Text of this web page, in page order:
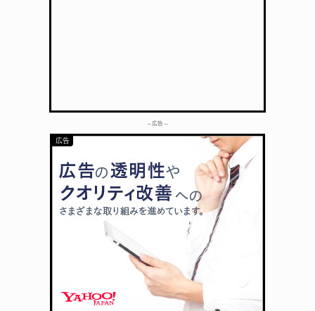
– 広告 –